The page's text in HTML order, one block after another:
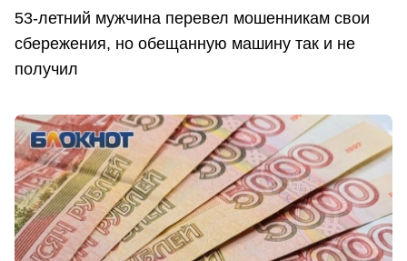
53-летний мужчина перевел мошенникам свои
сбережения, но обещанную машину так и не
получил